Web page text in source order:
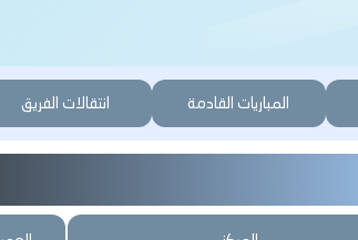
المباريات القادمة انتقالات الفريق